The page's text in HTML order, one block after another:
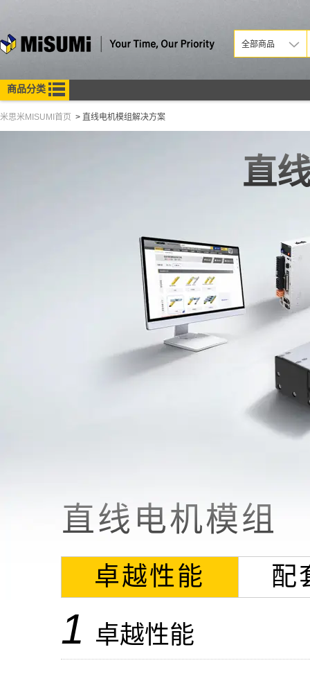
米思米misumi
全部商品
商品分类
米思米MISUMI首页 > 直线电机模组解决方案
直
直线电机模组
卓越性能 配
1 卓越性能